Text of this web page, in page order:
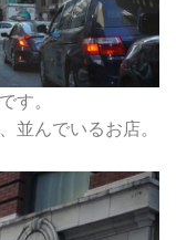
す。
並んでいるお店。